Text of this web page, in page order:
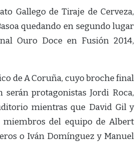
Gallego de Tiraje de Cerveza,
quedando en segundo lugar
Ouro Doce en Fusión 2014,
de A Coruña, cuyo broche final
protagonistas Jordi Roca,
mientras que David Gil y
miembros del equipo de Albert
o Iván Domínguez y Manuel